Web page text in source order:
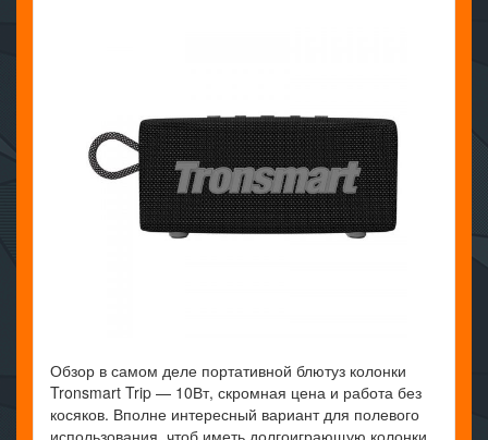
Обзор в самом деле портативной блютуз колонки
Tronsmart Trip — 10Вт, скромная цена и работа без
косяков. Вполне интересный вариант для полевого
использования, чтоб иметь долгоиграющую колонки